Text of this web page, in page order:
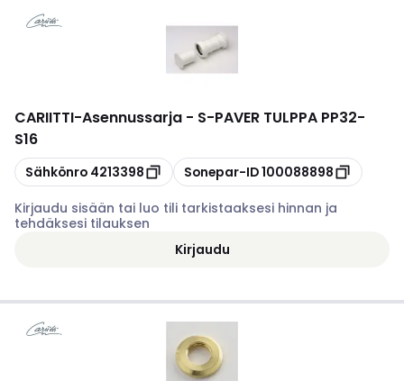
CARIITTI-Asennussarja - S-PAVER TULPPA PP32-
S16
Kopioi
Sähkönro 4213398 Kopioi
Sonepar-ID100088898
Kirjaudu sisään tai luo tili tarkistaaksesi hinnan ja
tehdäksesi tilauksen
Kirjaudu